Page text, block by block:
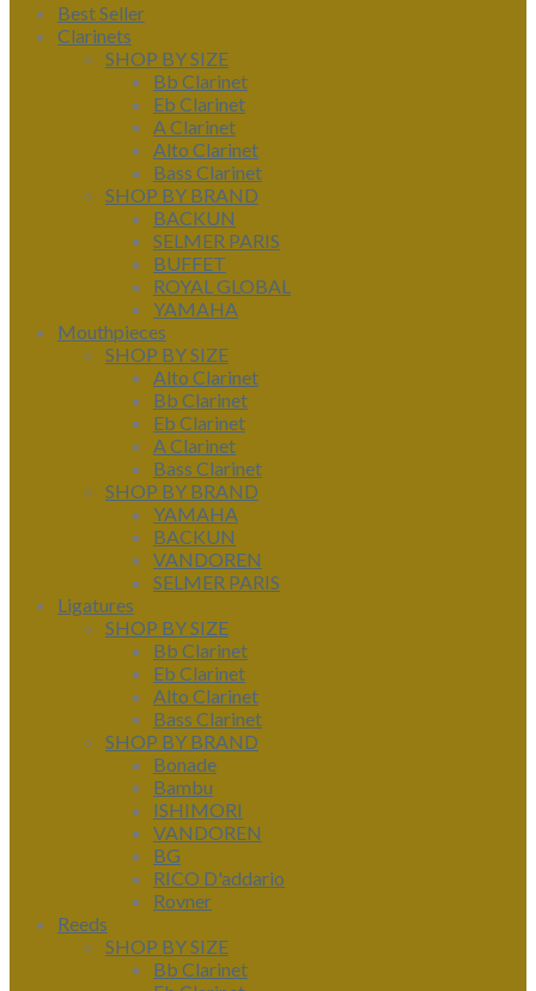
Best Seller
Clarinets
SHOP BY SIZE
Bb Clarinet
Eb Clarinet
A Clarinet
Alto Clarinet
Bass Clarinet
SHOP BY BRAND
BACKUN
SELMER PARIS
BUFFET
ROYAL GLOBAL
YAMAHA
Mouthpieces
SHOP BY SIZE
Alto Clarinet
Bb Clarinet
Eb Clarinet
A Clarinet
Bass Clarinet
SHOP BY BRAND
YAMAHA
BACKUN
VANDOREN
SELMER PARIS
Ligatures
SHOP BY SIZE
Bb Clarinet
Eb Clarinet
Alto Clarinet
Bass Clarinet
SHOP BY BRAND
Bonade
Bambu
ISHIMORI
VANDOREN
BG
RICO D'addario
Rovner
Reeds
SHOP BY SIZE
Bb Clarinet